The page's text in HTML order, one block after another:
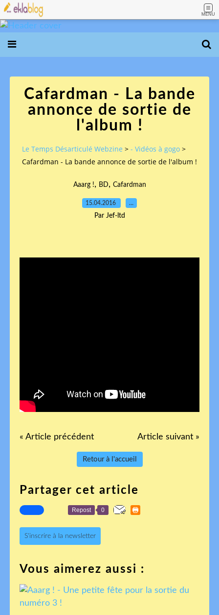
MENU
Cafardman - La bande
annonce de sortie de
l'album !
Le Temps Désarticulé Webzine > - Vidéos à gogo >
Cafardman - La bande annonce de sortie de l'album !
Aaarg !, BD, Cafardman
15.04.2016 …
Par Jef-ltd
« Article précédent Article suivant »
Retour à l'accueil
Partager cet article
Repost 0
S'inscrire à la newsletter
Vous aimerez aussi :